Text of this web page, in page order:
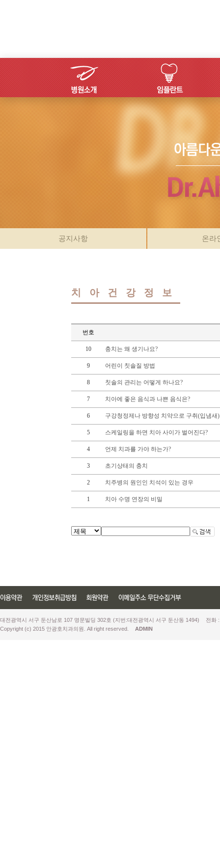
공지사항 온라
치아건강정보
번호
10 충치는 왜 생기나요?
9 어린이 칫솔질 방법
8 칫솔의 관리는 어떻게 하나요?
7 치아에 좋은 음식과 나쁜 음식은?
6 구강청정제나 방향성 치약으로 구취(입냄새
5 스케일링을 하면 치아 사이가 벌어진다?
4 언제 치과를 가야 하는가?
3 초기상태의 충치
2 치주병의 원인인 치석이 있는 경우
1 치아 수명 연장의 비밀
대전광역시 서구 둔산남로 107 명문빌딩 302호 (지번:대전광역시 서구 둔산동 1494)
전화
Copyright (c) 2015 안광호치과의원. All right reserved.
ADMIN